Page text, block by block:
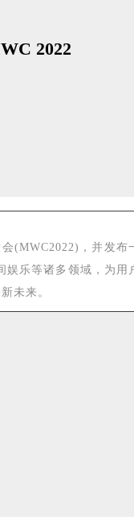
2022
(MWC2022)，并发布
乐等诸多领域，为
未来。